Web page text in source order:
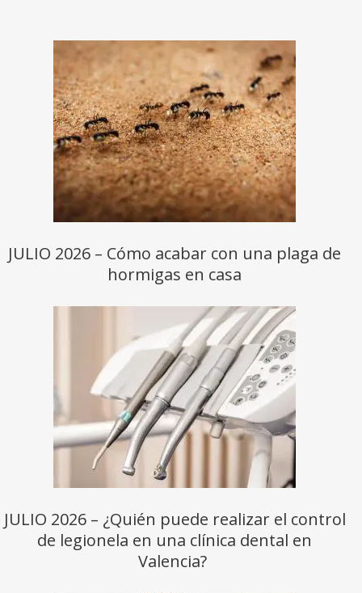
JULIO 2026 – Cómo acabar con una plaga de
hormigas en casa
JULIO 2026 – ¿Quién puede realizar el control
de legionela en una clínica dental en
Valencia?